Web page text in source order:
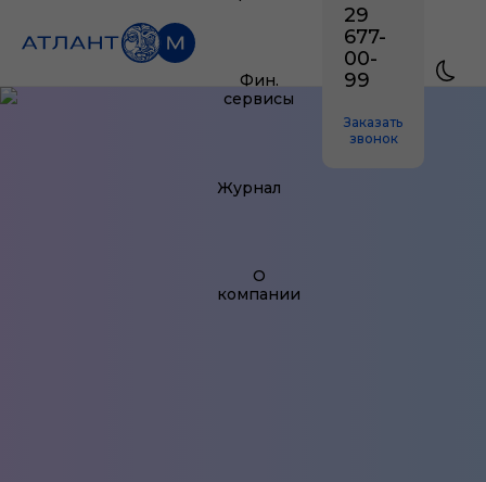
Фин.
сервисы
Журнал
О
компании
29
677-
00-
99
Заказать
звонок